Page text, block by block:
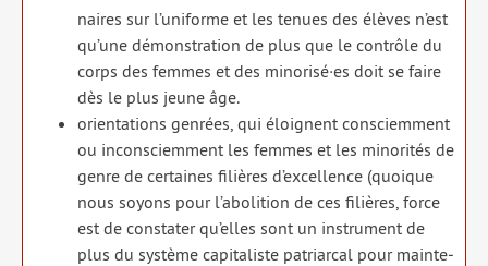
naires sur l’uniforme et les tenues des élèves n’est
qu’une démons­tra­tion de plus que le contrôle du
corps des femmes et des minorisé·es doit se faire
dès le plus jeune âge.
orien­ta­tions gen­rées, qui éloignent consciem­ment
ou incons­ciem­ment les femmes et les mino­ri­tés de
genre de cer­taines filières d’excellence (quoique
nous soyons pour l’abolition de ces filières, force
est de consta­ter qu’elles sont un ins­tru­ment de
plus du sys­tème capi­ta­liste patriar­cal pour main­te­